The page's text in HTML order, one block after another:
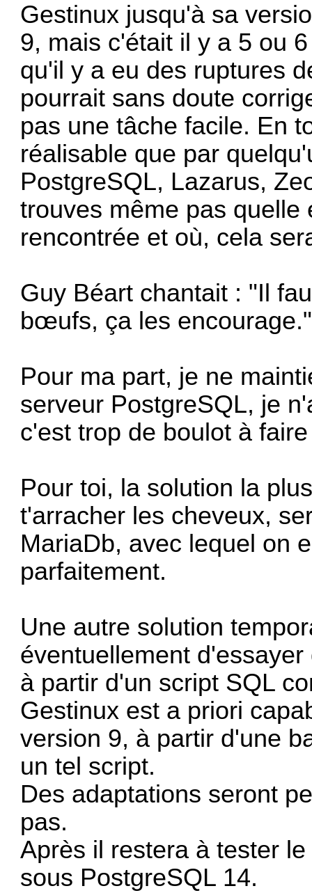
Gestinux jusqu'à sa
9, mais c'était il y a 5 ou
qu'il y a eu des ruptures
pourrait sans doute
pas une tâche facile. En
réalisable que par
PostgreSQL, Lazarus,
trouves même pas quelle
rencontrée et où, cela
Guy Béart chantait : "Il
bœufs, ça les
Pour ma part, je ne
serveur PostgreSQL, je
c'est trop de boulot à
Pour toi, la solution la
t'arracher les cheveux,
MariaDb, avec lequel on
parfaitement.
Une autre solution
éventuellement
à partir d'un script SQL
Gestinux est a priori
version 9, à partir d'une
un tel script.
Des adaptations seront
pas.
Après il restera à tester
sous PostgreSQL 14.